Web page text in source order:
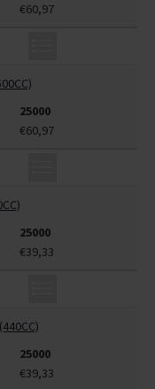
€60,97
25000
€60,97
25000
€39,33
25000
€39,33